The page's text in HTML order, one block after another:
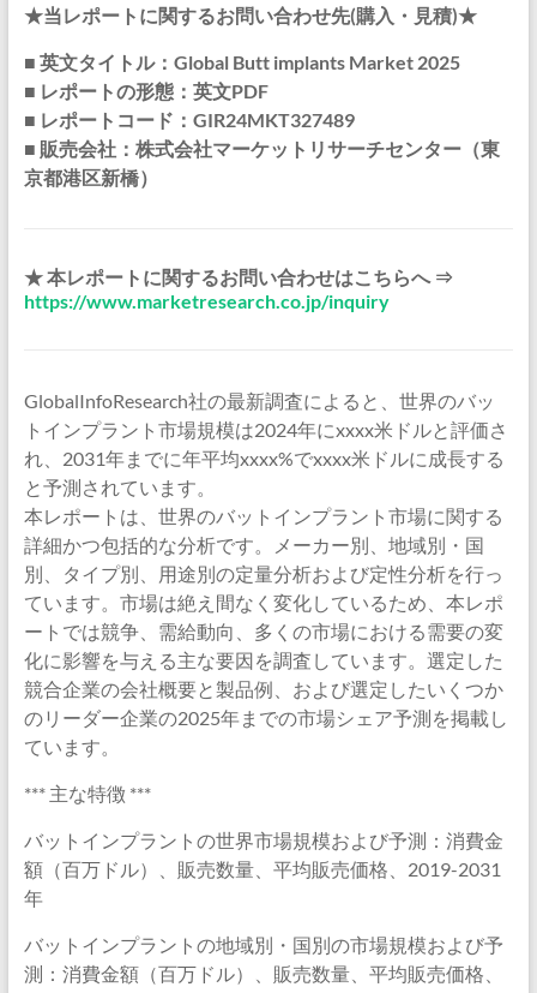
★当レポートに関するお問い合わせ先(購入・見積)★
■ 英文タイトル：Global Butt implants Market 2025
■ レポートの形態：英文PDF
■ レポートコード：GIR24MKT327489
■ 販売会社：株式会社マーケットリサーチセンター（東
京都港区新橋）
★ 本レポートに関するお問い合わせはこちらへ ⇒
https://www.marketresearch.co.jp/inquiry
GlobalInfoResearch社の最新調査によると、世界のバッ
トインプラント市場規模は2024年にxxxx米ドルと評価さ
れ、2031年までに年平均xxxx%でxxxx米ドルに成長する
と予測されています。
本レポートは、世界のバットインプラント市場に関する
詳細かつ包括的な分析です。メーカー別、地域別・国
別、タイプ別、用途別の定量分析および定性分析を行っ
ています。市場は絶え間なく変化しているため、本レポ
ートでは競争、需給動向、多くの市場における需要の変
化に影響を与える主な要因を調査しています。選定した
競合企業の会社概要と製品例、および選定したいくつか
のリーダー企業の2025年までの市場シェア予測を掲載し
ています。
*** 主な特徴 ***
バットインプラントの世界市場規模および予測：消費金
額（百万ドル）、販売数量、平均販売価格、2019-2031
年
バットインプラントの地域別・国別の市場規模および予
測：消費金額（百万ドル）、販売数量、平均販売価格、